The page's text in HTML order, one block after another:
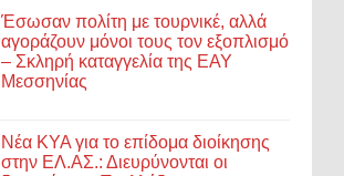
Έσωσαν πολίτη με τουρνικέ, αλλά
αγοράζουν μόνοι τους τον εξοπλισμό
– Σκληρή καταγγελία της ΕΑΥ
Μεσσηνίας
Νέα ΚΥΑ για το επίδομα διοίκησης
στην ΕΛ.ΑΣ.: Διευρύνονται οι